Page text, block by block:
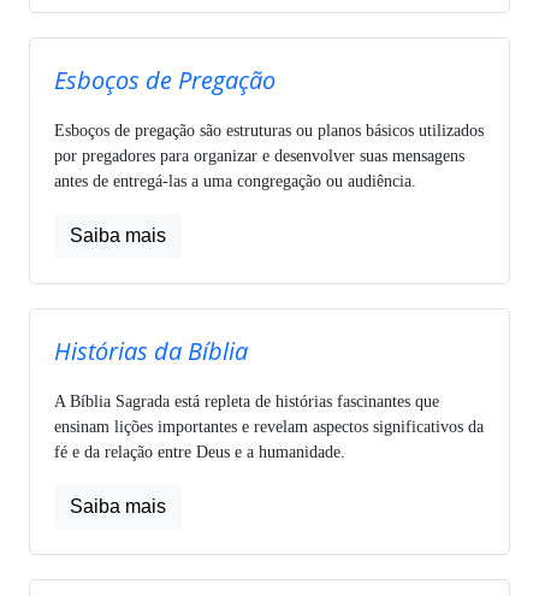
Esboços de Pregação
Esboços de pregação são estruturas ou planos básicos utilizados
por pregadores para organizar e desenvolver suas mensagens
antes de entregá-las a uma congregação ou audiência.
Saiba mais
Histórias da Bíblia
A Bíblia Sagrada está repleta de histórias fascinantes que
ensinam lições importantes e revelam aspectos significativos da
fé e da relação entre Deus e a humanidade.
Saiba mais